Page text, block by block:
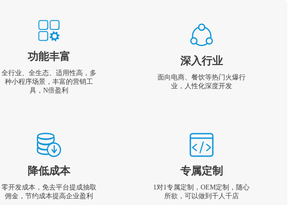
功能丰富
全行业、全生态、适用性高，多
种小程序场景，丰富的营销工
具，N倍盈利
深入行业
面向电商、餐饮等热门火爆行
业，人性化深度开发
降低成本
零开发成本，免去平台提成抽取
佣金，节约成本提高企业盈利
专属定制
1对1专属定制，OEM定制，随心
所欲，可以做到千人千店